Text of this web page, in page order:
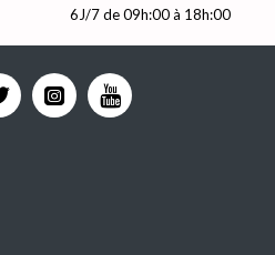
6J/7 de 09h:00 à 18h:00